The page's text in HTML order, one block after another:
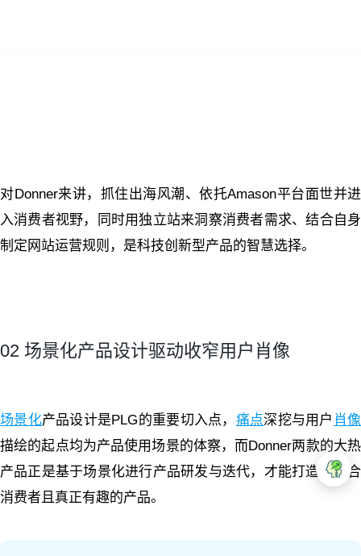
对Donner来讲，抓住出海风潮、依托Amason平台面世并进
入消费者视野，同时用独立站来洞察消费者需求、结合自身
制定网站运营规则，是科技创新型产品的智慧选择。
02 场景化产品设计驱动收窄用户肖像
场景化产品设计是PLG的重要切入点， 痛点深挖与用户 肖像
描绘的起点均为产品使用场景的体察，而Donner两款的大热
产品正是基于场景化进行产品研发与迭代，才能打造出适合
消费者且真正有趣的产品。